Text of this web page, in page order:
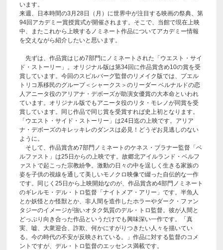
います。
来週、日本時間の3月28日（月）に世界中が注目する映画の祭典、第
94回アカデミー賞授賞式が開催されます。そこで、当館で現在上映
中、またこれから上映するノミネート作品についてアカデミー情報
を交えながら紹介したいと思います。
先ずは、作品賞はじめ7部門にノミネートされた「ウエスト・サイ
ド・ストーリー」。オリジナル版は第34回に作品賞含め10の賞を受
賞しています。今回のスピルバーグ監督のリメイク版では、プエル
トリコ系移民のグループ＜シャークス＞のリーダー ベルナルドの恋
人アニータ役のアリアナ・デボーズが助演女優賞の大本命といわれ
ています。オリジナル版でもアニータ役のリタ・モレノが同賞を受
賞しています。同じ作品で同じ賞を受賞すれば史上初となります。
「ウエスト・サイド・ストーリー」は24日迄の上映です。アリア
ナ・デボーズのキレッキレのダンスは必見！どうぞお見逃しのない
ように。
そして、作品賞含め7部門ノミネートのケネス・ブラナー監督「ベ
ルファスト」は25日からの上映です。故郷北アイルランド・ベルフ
ァストで起こった宗教紛争。激動の日々の中を逞しく生きる家族の
姿を子供の視線を通して美しいモノクロ映像で綴った自伝的な一作
です。同じく25日から上映開始なのが、作品賞含め4部門ノミネート
のギレルモ・デル・トロ監督「ナイトメア・アリー」です。半魚人
とか妖怪とか怪獣とか、非人間を造作したホラーやダーク・ファン
タジーのイメージが強いオタク気質のデル・トロ監督。彼が人間と
どっぷり向き合った作品というだけでも興味深い一作です。「真
実、嘘、大衆迎合、詐欺、何かにすがりつきたい人々を描いてい
る。今の時代の不安が反映されている。」作品に対する監督のコメ
ントですが、デル・トロ監督のエッセンス満載です。